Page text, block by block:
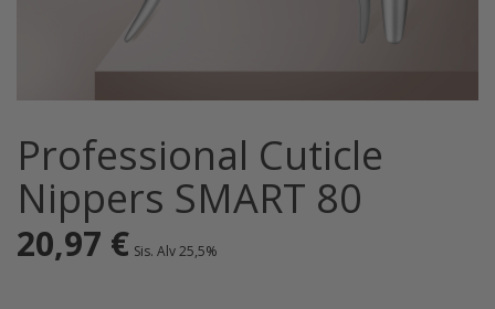
Professional Cuticle
Nippers SMART 80
20,97 € Sis. Alv 25,5%